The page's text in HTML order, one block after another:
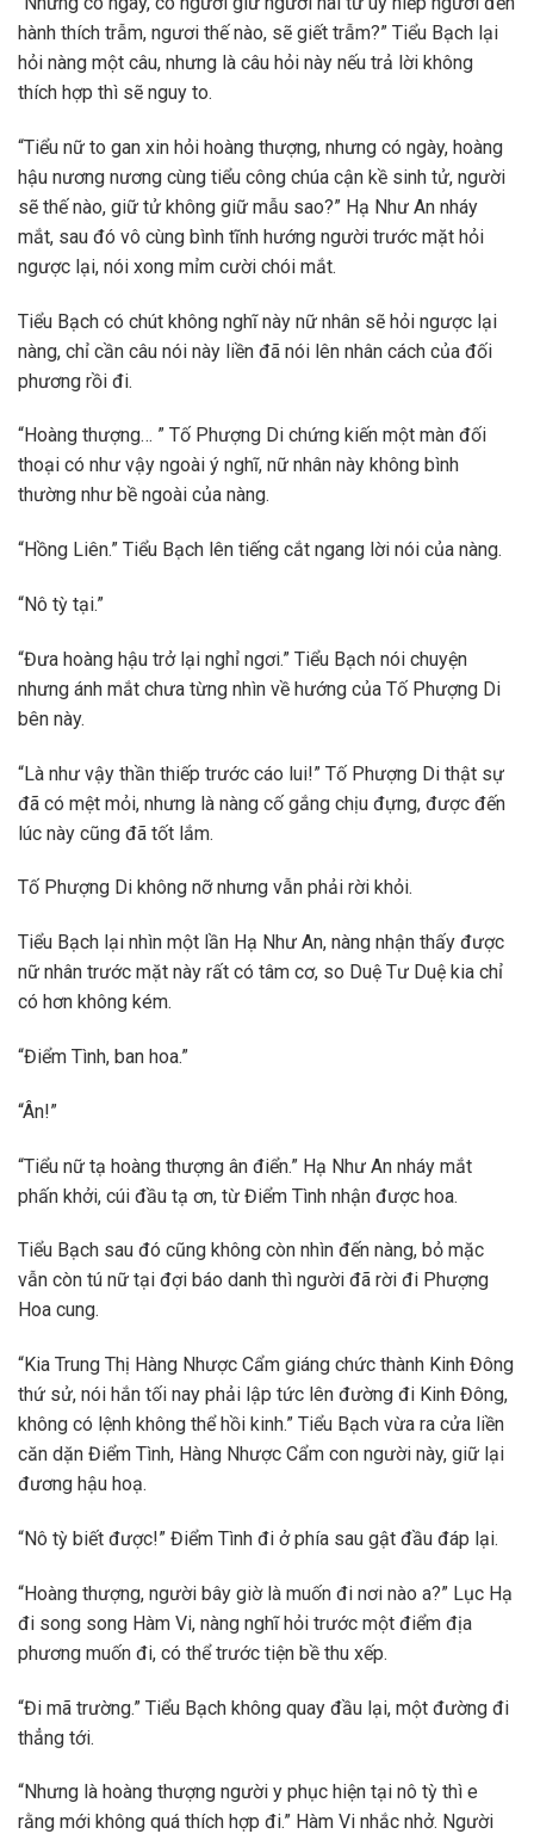
hành thích trẫm, ngươi thế nào, sẽ giết trẫm?” Tiểu Bạch lại
hỏi nàng một câu, nhưng là câu hỏi này nếu trả lời không
thích hợp thì sẽ nguy to.
“Tiểu nữ to gan xin hỏi hoàng thượng, nhưng có ngày, hoàng
hậu nương nương cùng tiểu công chúa cận kề sinh tử, người
sẽ thế nào, giữ tử không giữ mẫu sao?” Hạ Như An nháy
mắt, sau đó vô cùng bình tĩnh hướng người trước mặt hỏi
ngược lại, nói xong mỉm cười chói mắt.
Tiểu Bạch có chút không nghĩ này nữ nhân sẽ hỏi ngược lại
nàng, chỉ cần câu nói này liền đã nói lên nhân cách của đối
phương rồi đi.
“Hoàng thượng… ” Tố Phượng Di chứng kiến một màn đối
thoại có như vậy ngoài ý nghĩ, nữ nhân này không bình
thường như bề ngoài của nàng.
“Hồng Liên.” Tiểu Bạch lên tiếng cắt ngang lời nói của nàng.
“Nô tỳ tại.”
“Đưa hoàng hậu trở lại nghỉ ngơi.” Tiểu Bạch nói chuyện
nhưng ánh mắt chưa từng nhìn về hướng của Tố Phượng Di
bên này.
“Là như vậy thần thiếp trước cáo lui!” Tố Phượng Di thật sự
đã có mệt mỏi, nhưng là nàng cố gắng chịu đựng, được đến
lúc này cũng đã tốt lắm.
Tố Phượng Di không nỡ nhưng vẫn phải rời khỏi.
Tiểu Bạch lại nhìn một lần Hạ Như An, nàng nhận thấy được
nữ nhân trước mặt này rất có tâm cơ, so Duệ Tư Duệ kia chỉ
có hơn không kém.
“Điểm Tình, ban hoa.”
“Ân!”
“Tiểu nữ tạ hoàng thượng ân điển.” Hạ Như An nháy mắt
phấn khởi, cúi đầu tạ ơn, từ Điểm Tình nhận được hoa.
Tiểu Bạch sau đó cũng không còn nhìn đến nàng, bỏ mặc
vẫn còn tú nữ tại đợi báo danh thì người đã rời đi Phượng
Hoa cung.
“Kia Trung Thị Hàng Nhược Cẩm giáng chức thành Kinh Đông
thứ sử, nói hắn tối nay phải lập tức lên đường đi Kinh Đông,
không có lệnh không thể hồi kinh.” Tiểu Bạch vừa ra cửa liền
căn dặn Điểm Tình, Hàng Nhược Cẩm con người này, giữ lại
đương hậu hoạ.
“Nô tỳ biết được!” Điểm Tình đi ở phía sau gật đầu đáp lại.
“Hoàng thượng, người bây giờ là muốn đi nơi nào a?” Lục Hạ
đi song song Hàm Vi, nàng nghĩ hỏi trước một điểm địa
phương muốn đi, có thể trước tiện bề thu xếp.
“Đi mã trường.” Tiểu Bạch không quay đầu lại, một đường đi
thẳng tới.
“Nhưng là hoàng thượng người y phục hiện tại nô tỳ thì e
rằng mới không quá thích hợp đi.” Hàm Vi nhắc nhở. Người